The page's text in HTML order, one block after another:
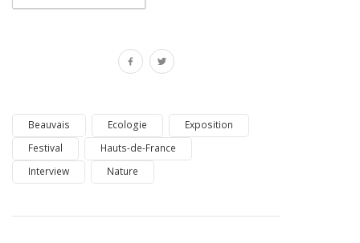
Beauvais Ecologie
Exposition
Festival
Hauts-de-France
Interview
Nature